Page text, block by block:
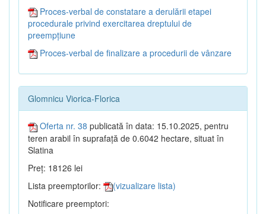
Proces-verbal de constatare a derulării etapei
procedurale privind exercitarea dreptului de
preempțiune
Proces-verbal de finalizare a procedurii de vânzare
Glomnicu Viorica-Florica
Oferta nr. 38 publicată în data: 15.10.2025, pentru
teren arabil în suprafață de 0.6042 hectare, situat în
Slatina
Preț: 18126 lei
Lista preemptorilor:
(vizualizare lista)
Notificare preemptori: